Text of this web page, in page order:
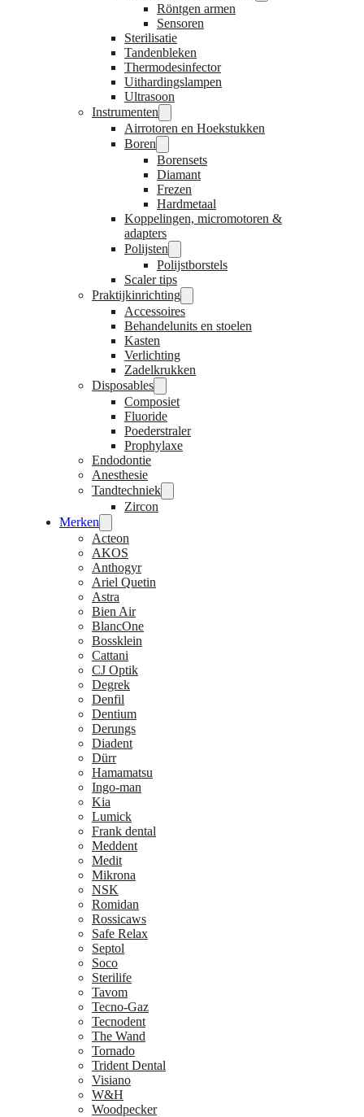
Röntgen armen
Sensoren
Sterilisatie
Tandenbleken
Thermodesinfector
Uithardingslampen
Ultrasoon
Instrumenten
Airrotoren en Hoekstukken
Boren
Borensets
Diamant
Frezen
Hardmetaal
Koppelingen, micromotoren &
adapters
Polijsten
Polijstborstels
Scaler tips
Praktijkinrichting
Accessoires
Behandelunits en stoelen
Kasten
Verlichting
Zadelkrukken
Disposables
Composiet
Fluoride
Poederstraler
Prophylaxe
Endodontie
Anesthesie
Tandtechniek
Zircon
Merken
Acteon
AKOS
Anthogyr
Ariel Quetin
Astra
Bien Air
BlancOne
Bossklein
Cattani
CJ Optik
Degrek
Denfil
Dentium
Derungs
Diadent
Dürr
Hamamatsu
Ingo-man
Kia
Lumick
Frank dental
Meddent
Medit
Mikrona
NSK
Romidan
Rossicaws
Safe Relax
Septol
Soco
Sterilife
Tavom
Tecno-Gaz
Tecnodent
The Wand
Tornado
Trident Dental
Visiano
W&H
Woodpecker